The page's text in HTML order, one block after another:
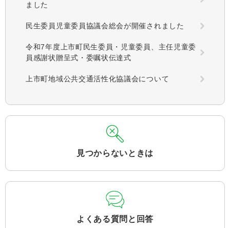
ました
民生委員児童委員協議会総会が開催されました
令和7年度上市町民生委員・児童委員、主任児童委
員感謝状贈呈式・委嘱状伝達式
上市町地域公共交通活性化協議会について
見つからないときは
よくある質問と回答